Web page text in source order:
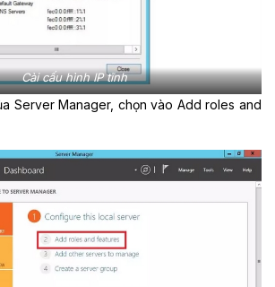
Cài cấu hình IP tĩnh
Server Manager, chọn vào Add roles and